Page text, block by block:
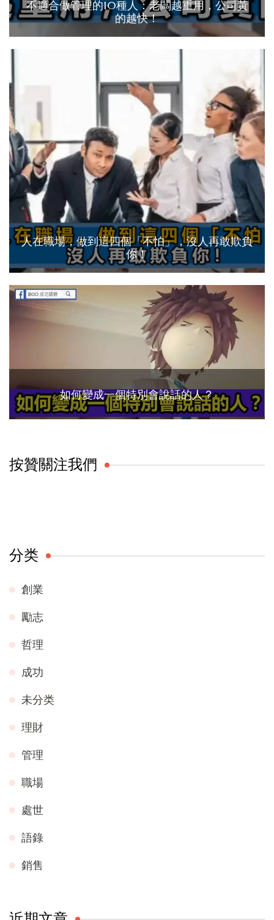
不適合做管理的10種人：老闆越重用，公司黃
的越快！
人在職場，做到這四個「不怕」，沒人再敢欺負
你！
如何變成一個特別會說話的人？
按贊關注我們
分类
創業
勵志
哲理
成功
未分类
理財
管理
職場
處世
語錄
銷售